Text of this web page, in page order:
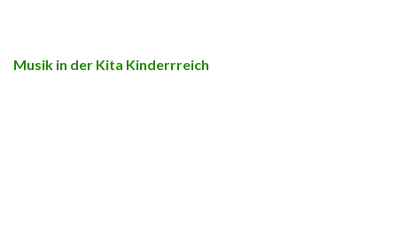
Musik in der Kita Kinderrreich